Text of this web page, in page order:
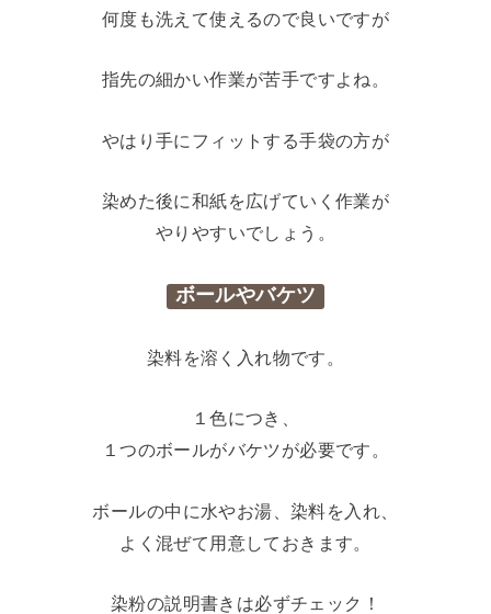
何度も洗えて使えるので良いですが
指先の細かい作業が苦手ですよね。
やはり手にフィットする手袋の方が
染めた後に和紙を広げていく作業が
やりやすいでしょう。
ボールやバケツ
染料を溶く入れ物です。
１色につき、
１つのボールがバケツが必要です。
ボールの中に水やお湯、染料を入れ、
よく混ぜて用意しておきます。
染粉の説明書きは必ずチェック！